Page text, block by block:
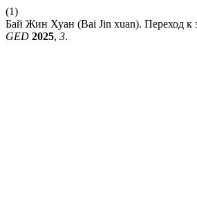
(1)
Бай Жин Хуан (Bai Jin xuan). Переход к
GED 2025, 3.